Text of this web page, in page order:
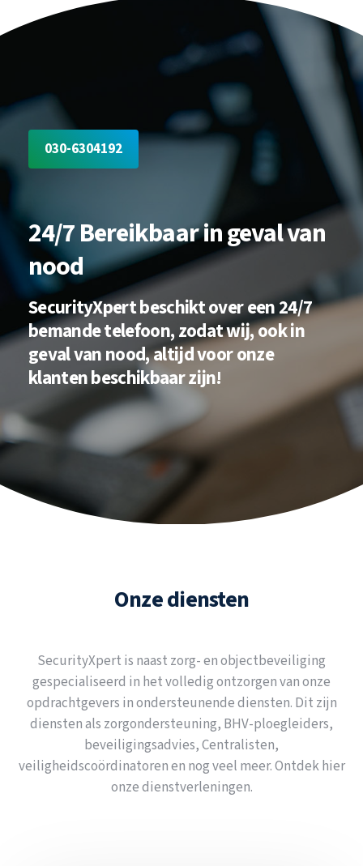
030-6304192
24/7 Bereikbaar in geval van
nood
SecurityXpert beschikt over een 24/7
bemande telefoon, zodat wij, ook in
geval van nood, altijd voor onze
klanten beschikbaar zijn!
Onze diensten
SecurityXpert is naast zorg- en objectbeveiliging
gespecialiseerd in het volledig ontzorgen van onze
opdrachtgevers in ondersteunende diensten. Dit zijn
diensten als zorgondersteuning, BHV-ploegleiders,
beveiligingsadvies, Centralisten,
veiligheidscoördinatoren en nog veel meer. Ontdek hier
onze dienstverleningen.